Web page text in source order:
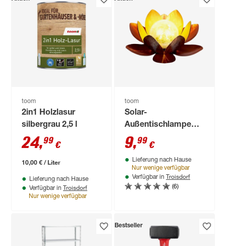
toom
2in1 Holzlasur
silbergrau 2,5 l
24,99 €
10,00 € / Liter
Lieferung nach Hause
Verfügbar in Troisdorf
Nur wenige verfügbar
toom
Solar-
Außentischlampe
warmweiß IP 44 Ø
27 x 11,5 cm
9,99 €
Lieferung nach Hause
Nur wenige verfügbar
Verfügbar in Troisdorf
(6)
Bestseller